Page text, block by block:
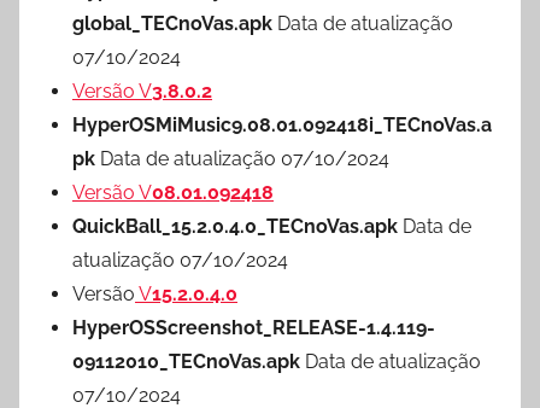
global_TECnoVas.apk Data de atualização
07/10/2024
Versão V3.8.0.2
HyperOSMiMusic9.08.01.092418i_TECnoVas.a
pk Data de atualização 07/10/2024
Versão V08.01.092418
QuickBall_15.2.0.4.0_TECnoVas.apk Data de
atualização 07/10/2024
Versão V15.2.0.4.0
HyperOSScreenshot_RELEASE-1.4.119-
09112010_TECnoVas.apk Data de atualização
07/10/2024